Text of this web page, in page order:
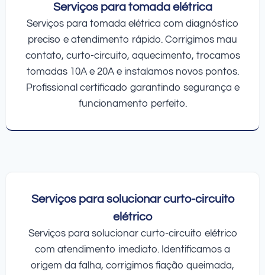
Serviços para tomada elétrica
Serviços para tomada elétrica com diagnóstico
preciso e atendimento rápido. Corrigimos mau
contato, curto-circuito, aquecimento, trocamos
tomadas 10A e 20A e instalamos novos pontos.
Profissional certificado garantindo segurança e
funcionamento perfeito.
Serviços para solucionar curto-circuito
elétrico
Serviços para solucionar curto-circuito elétrico
com atendimento imediato. Identificamos a
origem da falha, corrigimos fiação queimada,